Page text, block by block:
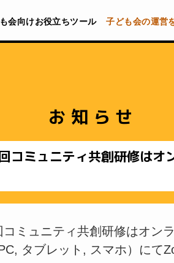
会向けお役立ちツール 子ども会の運営
お知らせ
ミュニティ共創研修はオ
ミュニティ共創研修はオン
タブレット, スマホ）にて